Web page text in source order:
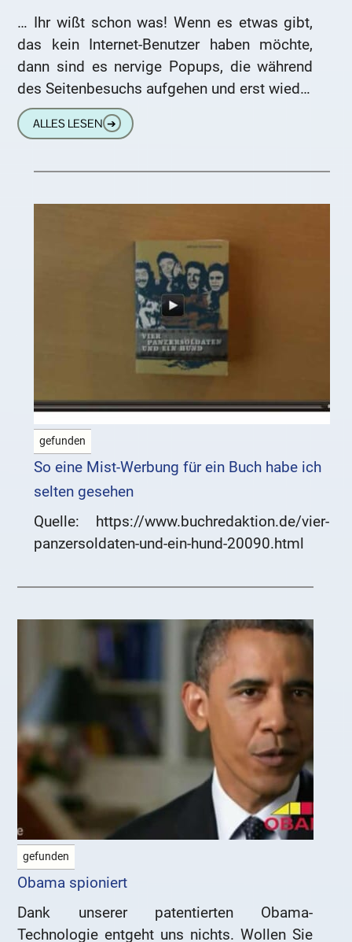
… Ihr wißt schon was! Wenn es etwas gibt,
das kein Internet-Benutzer haben möchte,
dann sind es nervige Popups, die während
des Seitenbesuchs aufgehen und erst wieder
weggeklickt werden müssen.
ALLES LESEN ➔
gefunden
So eine Mist-Werbung für ein Buch habe ich
selten gesehen
Quelle: https://www.buchredaktion.de/vier-
panzersoldaten-und-ein-hund-20090.html
gefunden
Obama spioniert
Dank unserer patentierten Obama-
Technologie entgeht uns nichts. Wollen Sie